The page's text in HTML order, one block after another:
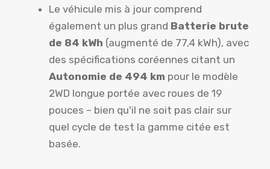
Le véhicule mis à jour comprend
également un plus grand Batterie brute
de 84 kWh (augmenté de 77,4 kWh), avec
des spécifications coréennes citant un
Autonomie de 494 km pour le modèle
2WD longue portée avec roues de 19
pouces – bien qu'il ne soit pas clair sur
quel cycle de test la gamme citée est
basée.